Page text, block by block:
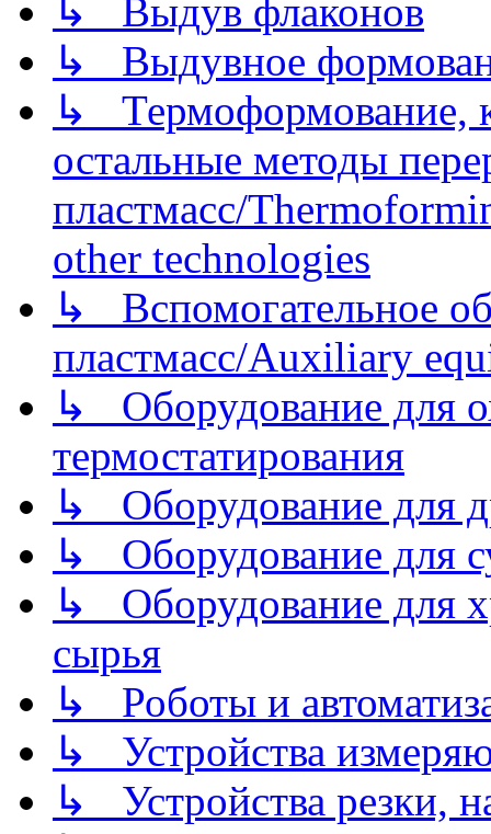
↳ Выдув флаконов
↳ Выдувное
↳ Термоформование,
остальные методы
пластмасс/
other technologies
↳ Вспомогательное
пластмасс/Auxiliary
↳ Оборудование для
термостатирования
↳ Оборудование для
↳ Оборудование для
↳ Оборудование для
сырья
↳ Роботы и
↳ Устройства
↳ Устройства резки,